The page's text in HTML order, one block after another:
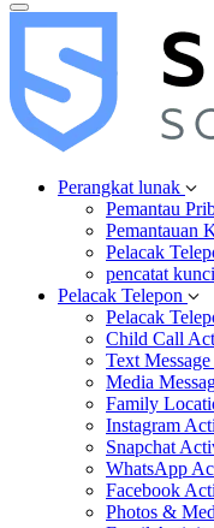
Perangkat lunak
Pemantau
Pemantauan
Pelacak
pencatat kunci
Pelacak Telepon
Pelacak
Child Call
Text
Media
Family
Instagram
Snapchat
WhatsApp
Facebook
Photos &